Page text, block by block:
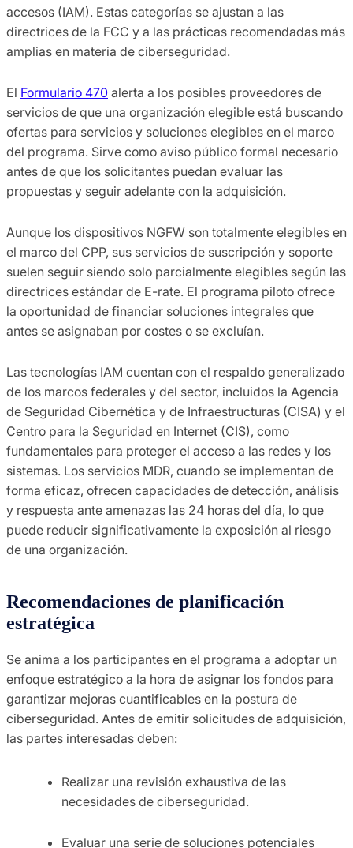
accesos (IAM). Estas categorías se ajustan a las
directrices de la FCC y a las prácticas recomendadas más
amplias en materia de ciberseguridad.
El Formulario 470 alerta a los posibles proveedores de
servicios de que una organización elegible está buscando
ofertas para servicios y soluciones elegibles en el marco
del programa. Sirve como aviso público formal necesario
antes de que los solicitantes puedan evaluar las
propuestas y seguir adelante con la adquisición.
Aunque los dispositivos NGFW son totalmente elegibles en
el marco del CPP, sus servicios de suscripción y soporte
suelen seguir siendo solo parcialmente elegibles según las
directrices estándar de E-rate. El programa piloto ofrece
la oportunidad de financiar soluciones integrales que
antes se asignaban por costes o se excluían.
Las tecnologías IAM cuentan con el respaldo generalizado
de los marcos federales y del sector, incluidos la Agencia
de Seguridad Cibernética y de Infraestructuras (CISA) y el
Centro para la Seguridad en Internet (CIS), como
fundamentales para proteger el acceso a las redes y los
sistemas. Los servicios MDR, cuando se implementan de
forma eficaz, ofrecen capacidades de detección, análisis
y respuesta ante amenazas las 24 horas del día, lo que
puede reducir significativamente la exposición al riesgo
de una organización.
Recomendaciones de planificación
estratégica
Se anima a los participantes en el programa a adoptar un
enfoque estratégico a la hora de asignar los fondos para
garantizar mejoras cuantificables en la postura de
ciberseguridad. Antes de emitir solicitudes de adquisición,
las partes interesadas deben:
Realizar una revisión exhaustiva de las
necesidades de ciberseguridad.
Evaluar una serie de soluciones potenciales